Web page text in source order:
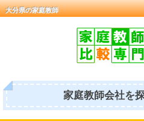
大分県の家庭教師
家庭教師会社を